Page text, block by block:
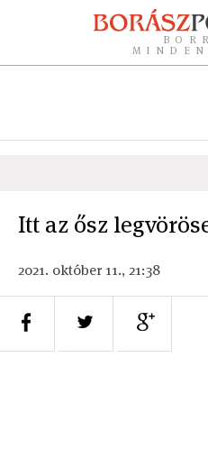
Itt az ősz
2021. október 11., 21:38